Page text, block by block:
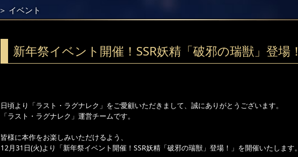
＞ イベント
新年祭イベント開催！SSR妖精「破邪の瑞獣」登場！
日頃より「ラスト・ラグナレク」をご愛顧いただきまして、誠にありがとうございます。
「ラスト・ラグナレク」運営チームです。
皆様に本作をお楽しみいただけるよう、
12月31日(火)より「新年祭イベント開催！SSR妖精「破邪の瑞獣」登場！」を開催いたします。